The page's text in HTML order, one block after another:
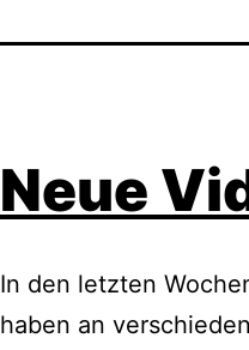
Neue
In den letzten
haben an